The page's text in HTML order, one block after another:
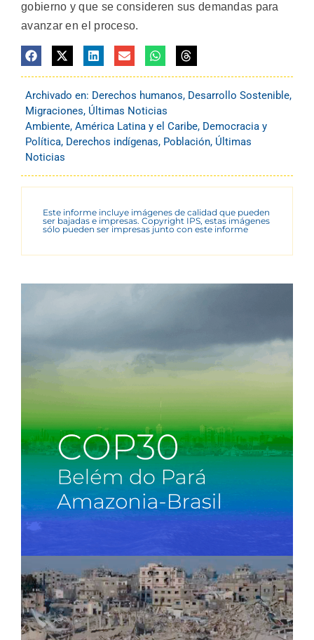
gobierno y que se consideren sus demandas para
avanzar en el proceso.
Archivado en: Derechos humanos, Desarrollo Sostenible,
Migraciones, Últimas Noticias
Ambiente, América Latina y el Caribe, Democracia y
Política, Derechos indígenas, Población, Últimas
Noticias
Este informe incluye imágenes de calidad que pueden
ser bajadas e impresas. Copyright IPS, estas imágenes
sólo pueden ser impresas junto con este informe